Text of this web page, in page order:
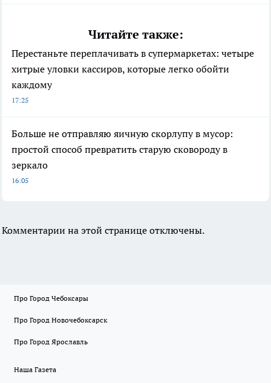
Читайте также:
Перестаньте переплачивать в супермаркетах: четыре
хитрые уловки кассиров, которые легко обойти
каждому
17:25
Больше не отправляю яичную скорлупу в мусор:
простой способ превратить старую сковороду в
зеркало
16:05
Комментарии на этой странице отключены.
Про Город Чебоксары
Про Город Новочебоксарск
Про Город Ярославль
Наша Газета